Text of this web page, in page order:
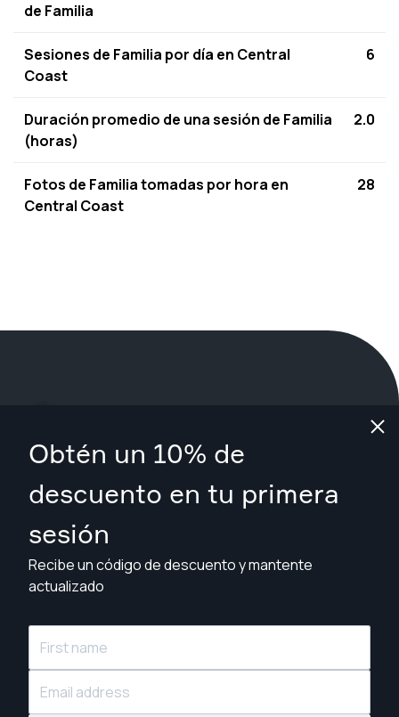
Obtén un 10% de
descuento en tu primera
sesión
Recibe un código de descuento y mantente
actualizado
de Familia
Sesiones de Familia por día en Central
Coast
6
Duración promedio de una sesión de Familia
(horas)
2.0
Fotos de Familia tomadas por hora en
Central Coast
28
Encuentra fotógrafos desde A$109
© Snappr Inc. 2026, todos los derechos reservados.